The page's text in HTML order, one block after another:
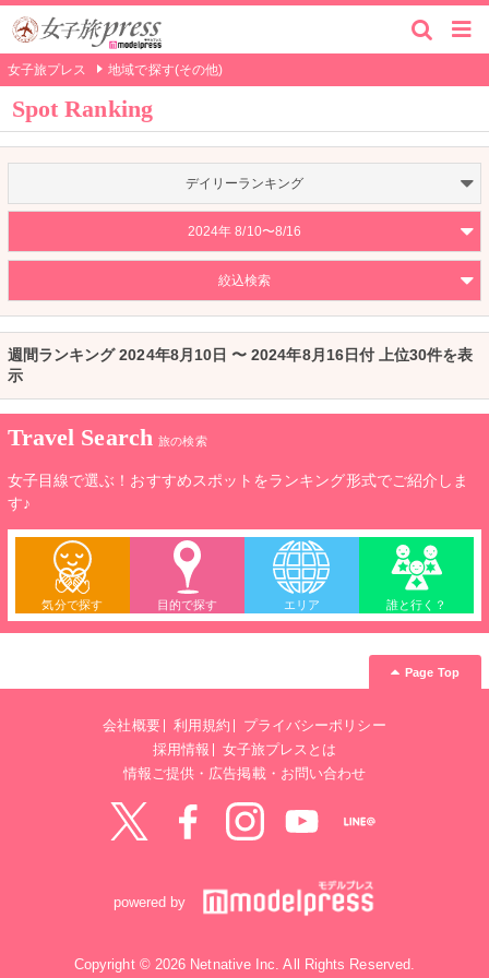
女子旅プレス 地域で探す(その他)
Spot Ranking
デイリーランキング
2024年 8/10〜8/16
絞込検索
週間ランキング 2024年8月10日 〜 2024年8月16日付 上位30件を表
示
Travel Search 旅の検索
女子目線で選ぶ！おすすめスポットをランキング形式でご紹介しま
す♪
気分で探す 目的で探す エリア 誰と行く？
Page Top
会社概要 利用規約
プライバシーポリシー
採用情報
女子旅プレスとは
情報ご提供・広告掲載・お問い合わせ
powered by
Copyright © 2026 Netnative Inc. All Rights Reserved.